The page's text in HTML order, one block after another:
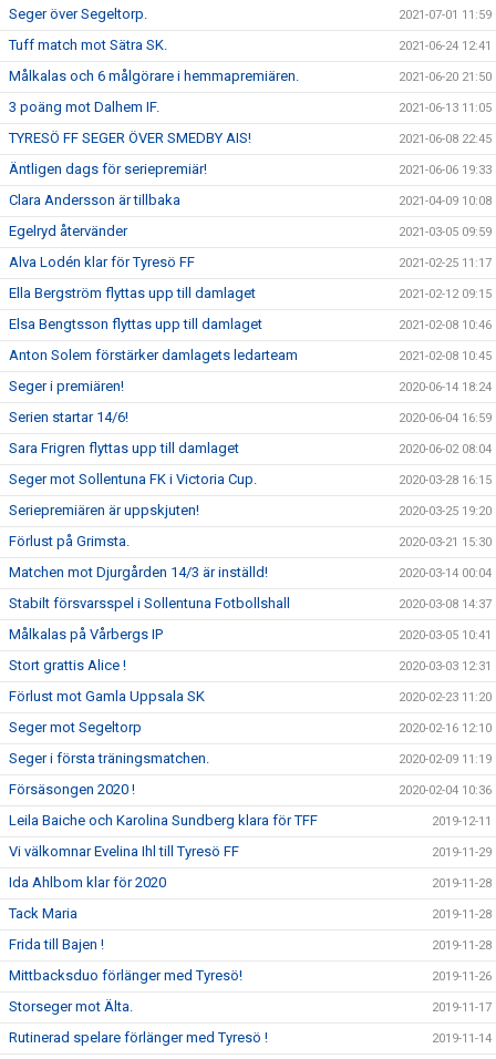
Seger över Segeltorp. 2021-07-01 11:59
Tuff match mot Sätra SK. 2021-06-24 12:41
Målkalas och 6 målgörare i hemmapremiären. 2021-06-20 21:50
3 poäng mot Dalhem IF. 2021-06-13 11:05
TYRESÖ FF SEGER ÖVER SMEDBY AIS! 2021-06-08 22:45
Äntligen dags för seriepremiär! 2021-06-06 19:33
Clara Andersson är tillbaka 2021-04-09 10:08
Egelryd återvänder 2021-03-05 09:59
Alva Lodén klar för Tyresö FF 2021-02-25 11:17
Ella Bergström flyttas upp till damlaget 2021-02-12 09:15
Elsa Bengtsson flyttas upp till damlaget 2021-02-08 10:46
Anton Solem förstärker damlagets ledarteam 2021-02-08 10:45
Seger i premiären! 2020-06-14 18:24
Serien startar 14/6! 2020-06-04 16:59
Sara Frigren flyttas upp till damlaget 2020-06-02 08:04
Seger mot Sollentuna FK i Victoria Cup. 2020-03-28 16:15
Seriepremiären är uppskjuten! 2020-03-25 19:20
Förlust på Grimsta. 2020-03-21 15:30
Matchen mot Djurgården 14/3 är inställd! 2020-03-14 00:04
Stabilt försvarsspel i Sollentuna Fotbollshall 2020-03-08 14:37
Målkalas på Vårbergs IP 2020-03-05 10:41
Stort grattis Alice ! 2020-03-03 12:31
Förlust mot Gamla Uppsala SK 2020-02-23 11:20
Seger mot Segeltorp 2020-02-16 12:10
Seger i första träningsmatchen. 2020-02-09 11:19
Försäsongen 2020 ! 2020-02-04 10:36
Leila Baiche och Karolina Sundberg klara för TFF 2019-12-11
Vi välkomnar Evelina Ihl till Tyresö FF 2019-11-29
Ida Ahlbom klar för 2020 2019-11-28
Tack Maria 2019-11-28
Frida till Bajen ! 2019-11-28
Mittbacksduo förlänger med Tyresö! 2019-11-26
Storseger mot Älta. 2019-11-17
Rutinerad spelare förlänger med Tyresö ! 2019-11-14